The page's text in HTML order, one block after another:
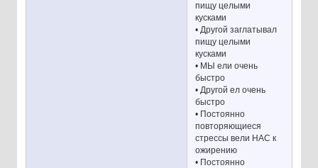
пищу целыми
кусками
• Другой заглатывал
пищу целыми
кусками
• МЫ ели очень
быстро
• Другой ел очень
быстро
• Постоянно
повторяющиеся
стрессы вели НАС к
ожирению
• Постоянно